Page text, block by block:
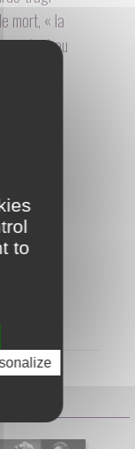
mort, « la
tout au
entre
to